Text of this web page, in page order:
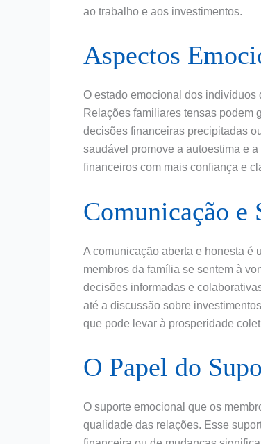
ao trabalho e aos investimentos.
Aspectos
O estado emocional dos indivíduos
Relações familiares tensas podem
decisões financeiras precipitadas
saudável promove a autoestima e
financeiros com mais confiança e
Comunicação e
A comunicação aberta e honesta é
membros da família se sentem à
decisões informadas e
até a discussão sobre
que pode levar à prosperidade
O Papel do
O suporte emocional que os
qualidade das relações. Esse